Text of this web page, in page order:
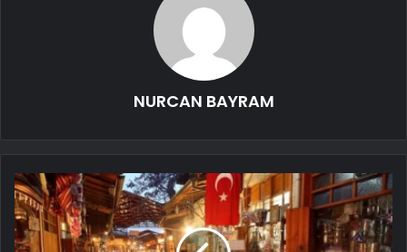
NURCAN BAYRAM